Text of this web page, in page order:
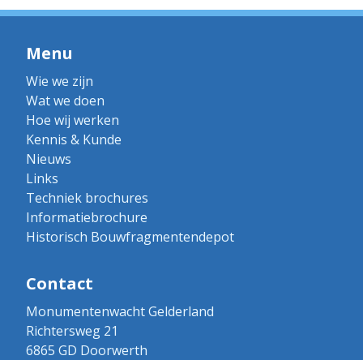
Menu
Wie we zijn
Wat we doen
Hoe wij werken
Kennis & Kunde
Nieuws
Links
Techniek brochures
Informatiebrochure
Historisch Bouwfragmentendepot
Contact
Monumentenwacht Gelderland
Richtersweg 21
6865 GD Doorwerth